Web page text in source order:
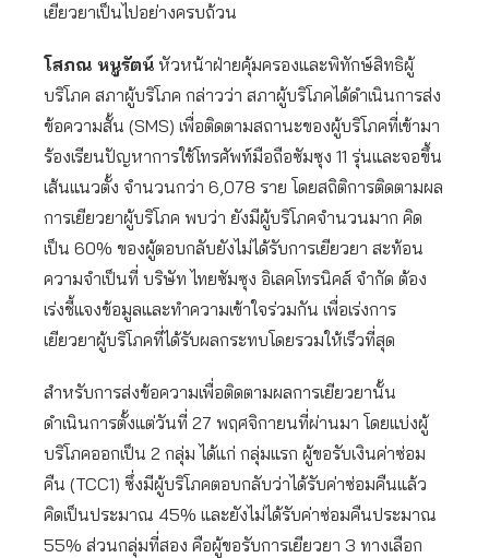
เยียวยาเป็นไปอย่างครบถ้วน
โสภณ หนูรัตน์ หัวหน้าฝ่ายคุ้มครองและพิทักษ์สิทธิผู้
บริโภค สภาผู้บริโภค กล่าวว่า สภาผู้บริโภคได้ดำเนินการส่ง
ข้อความสั้น (SMS) เพื่อติดตามสถานะของผู้บริโภคที่เข้ามา
ร้องเรียนปัญหาการใช้โทรศัพท์มือถือซัมซุง 11 รุ่นและจอขึ้น
เส้นแนวตั้ง จำนวนกว่า 6,078 ราย โดยสถิติการติดตามผล
การเยียวยาผู้บริโภค พบว่า ยังมีผู้บริโภคจำนวนมาก คิด
เป็น 60% ของผู้ตอบกลับยังไม่ได้รับการเยียวยา สะท้อน
ความจำเป็นที่ บริษัท ไทยซัมซุง อิเลคโทรนิคส์ จำกัด ต้อง
เร่งชี้แจงข้อมูลและทำความเข้าใจร่วมกัน เพื่อเร่งการ
เยียวยาผู้บริโภคที่ได้รับผลกระทบโดยรวมให้เร็วที่สุด
สำหรับการส่งข้อความเพื่อติดตามผลการเยียวยานั้น
ดำเนินการตั้งแต่วันที่ 27 พฤศจิกายนที่ผ่านมา โดยแบ่งผู้
บริโภคออกเป็น 2 กลุ่ม ได้แก่ กลุ่มแรก ผู้ขอรับเงินค่าซ่อม
คืน (TCC1) ซึ่งมีผู้บริโภคตอบกลับว่าได้รับค่าซ่อมคืนแล้ว
คิดเป็นประมาณ 45% และยังไม่ได้รับค่าซ่อมคืนประมาณ
55% ส่วนกลุ่มที่สอง คือผู้ขอรับการเยียวยา 3 ทางเลือก